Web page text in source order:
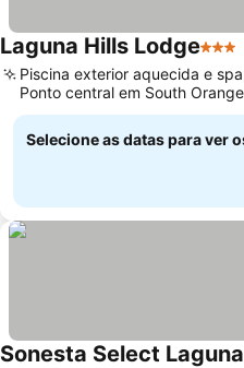
Laguna Hills Lodge3
Piscina exterior aquecida e
Ponto central em South Orange
County
Selecione as datas para ver
Sonesta Select